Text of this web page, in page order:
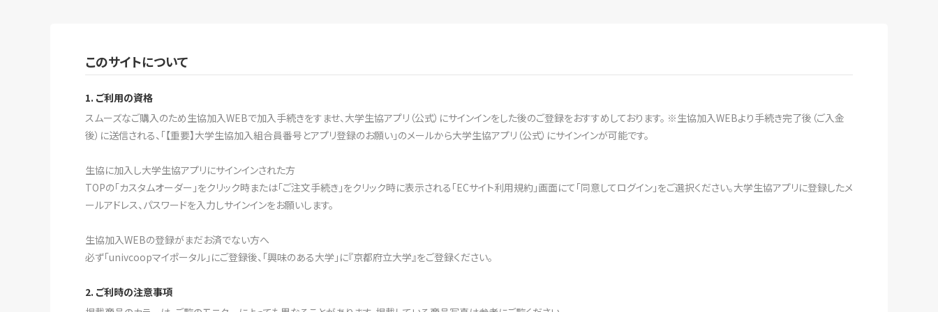
このサイトについて
1. ご利用の資格
スムーズなご購入のため生協加入WEBで加入手続きをすませ、大学生協アプリ（公式）にサインインをした後のご登録をおすすめしております。 ※生協加入WEBより手続き完了後（ご入金
後）に送信される、「【重要】大学生協加入組合員番号とアプリ登録のお願い」のメールから大学生協アプリ（公式）にサインインが可能です。
生協に加入し大学生協アプリにサインインされた方
TOPの「カスタムオーダー」をクリック時または「ご注文手続き」をクリック時に表示される「ECサイト利用規約」画面にて「同意してログイン」をご選択ください。大学生協アプリに登録したメ
ールアドレス、パスワードを入力しサインインをお願いします。
生協加入WEBの登録がまだお済でない方へ
必ず「univcoopマイポータル」にご登録後、「興味のある大学」に『京都府立大学』をご登録ください。
2. ご利時の注意事項